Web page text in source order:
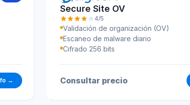
→
Secure Site OV
4/5
Validación de organización (OV)
Escaneo de malware diario
Cifrado 256 bits
Consultar precio